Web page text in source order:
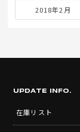
2018年2月
UPDATE INFO.
在庫リスト